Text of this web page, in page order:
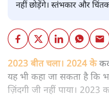
नहीं छोड़ेंगे। स्तंभकार और चिंतक
2023 बीत चला। 2024 के
यह भी कहा जा सकता है कि
ज़िंदगी जी नहीं पाया। 2023